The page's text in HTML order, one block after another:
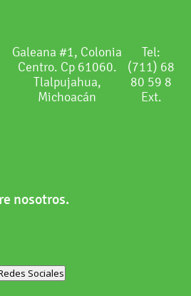
Galeana #1, Colonia
Centro. Cp 61060.
Tlalpujahua,
Michoacán
Tel:
(711) 68
80 59 8
Ext.
nosotros.
Sociales